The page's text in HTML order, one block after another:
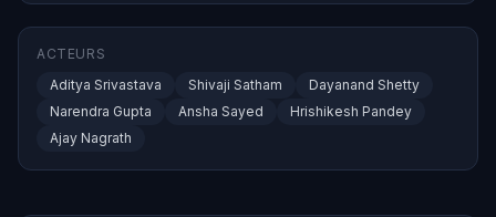
ACTEURS
Aditya Srivastava
Shivaji Satham
Dayanand Shetty
Narendra Gupta
Ansha Sayed
Hrishikesh Pandey
Ajay Nagrath